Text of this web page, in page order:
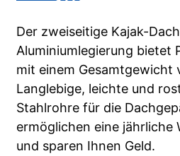
Der zweiseitige Kajak-
Aluminiumlegierung bietet
mit einem Gesamtgewicht
Langlebige, leichte und
Stahlrohre für die
ermöglichen eine jährliche
und sparen Ihnen Geld.